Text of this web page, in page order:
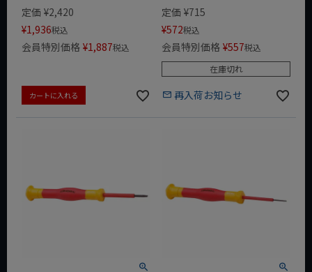
定価 ¥2,420
¥1,936税込
会員特別価格 ¥1,887税込
カートに入れる
定価 ¥715
¥572税込
会員特別価格 ¥557税込
在庫切れ
再入荷お知らせ